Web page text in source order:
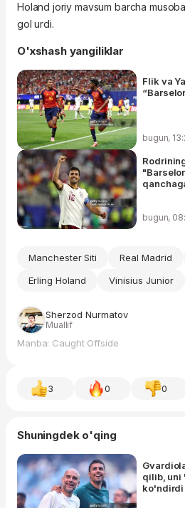
Holand joriy mavsum barcha
gol urdi.
O'xshash yangiliklar
Flik va
bugun,
bugun,
Manchester Siti Real Madrid
Erling Holand
Vinisius Junior
Sherzod Nurmatov
Muallif
Manba: Caught Offside
3 0 0
Shuningdek o'qing
qilib, uni
ko'ndirdi